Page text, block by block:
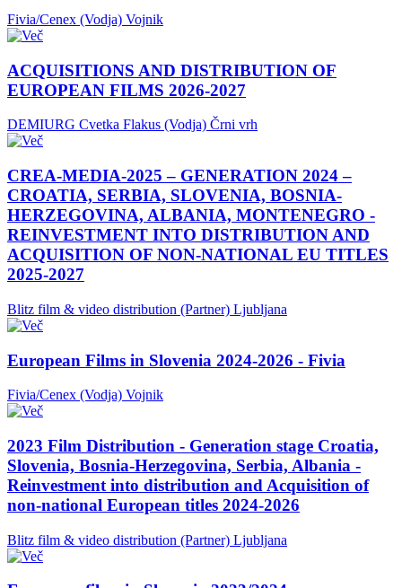
Fivia/Cenex (Vodja) Vojnik
ACQUISITIONS AND DISTRIBUTION OF
EUROPEAN FILMS 2026-2027
DEMIURG Cvetka Flakus (Vodja) Črni vrh
CREA-MEDIA-2025 – GENERATION 2024 –
CROATIA, SERBIA, SLOVENIA, BOSNIA-
HERZEGOVINA, ALBANIA, MONTENEGRO -
REINVESTMENT INTO DISTRIBUTION AND
ACQUISITION OF NON-NATIONAL EU TITLES
2025-2027
Blitz film & video distribution (Partner) Ljubljana
European Films in Slovenia 2024-2026 - Fivia
Fivia/Cenex (Vodja) Vojnik
2023 Film Distribution - Generation stage Croatia,
Slovenia, Bosnia-Herzegovina, Serbia, Albania -
Reinvestment into distribution and Acquisition of
non-national European titles 2024-2026
Blitz film & video distribution (Partner) Ljubljana